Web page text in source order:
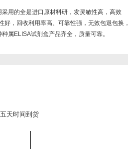
用的全是进口原材料研，发灵敏性高，高效
好，回收利用率高、可靠性强，无效包退包换，
属ELISA试剂盒产品齐全，质量可靠。
天时间到货